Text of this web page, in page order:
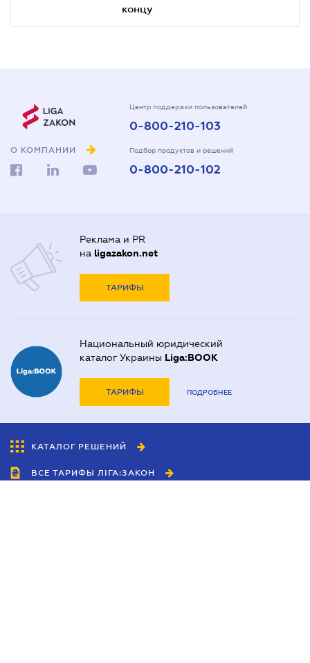
концу
О КОМПАНИИ
Центр поддержки пользователей
0-800-210-103
Подбор продуктов и решений
0-800-210-102
Реклама и PR
на ligazakon.net
ТАРИФЫ
Национальный юридический
каталог Украины Liga:BOOK
ТАРИФЫ ПОДРОБНЕЕ
КАТАЛОГ РЕШЕНИЙ
ВСЕ ТАРИФЫ ЛІГА:ЗАКОН